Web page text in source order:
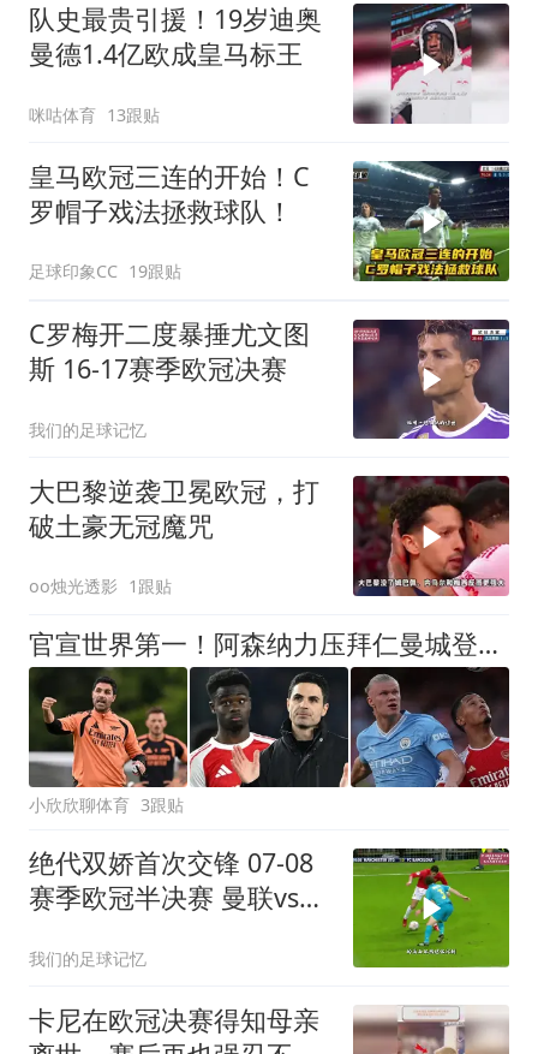
队史最贵引援！19岁迪奥
曼德1.4亿欧成皇马标王
咪咕体育 13跟贴
皇马欧冠三连的开始！C
罗帽子戏法拯救球队！
足球印象CC 19跟贴
C罗梅开二度暴捶尤文图
斯 16-17赛季欧冠决赛
我们的足球记忆
大巴黎逆袭卫冕欧冠，打
破土豪无冠魔咒
oo烛光透影 1跟贴
官宣世界第一！阿森纳力压拜仁曼城登顶，阿尔特塔缔造最强枪手
小欣欣聊体育 3跟贴
绝代双娇首次交锋 07-08
赛季欧冠半决赛 曼联vs巴
我们的足球记忆
卡尼在欧冠决赛得知母亲